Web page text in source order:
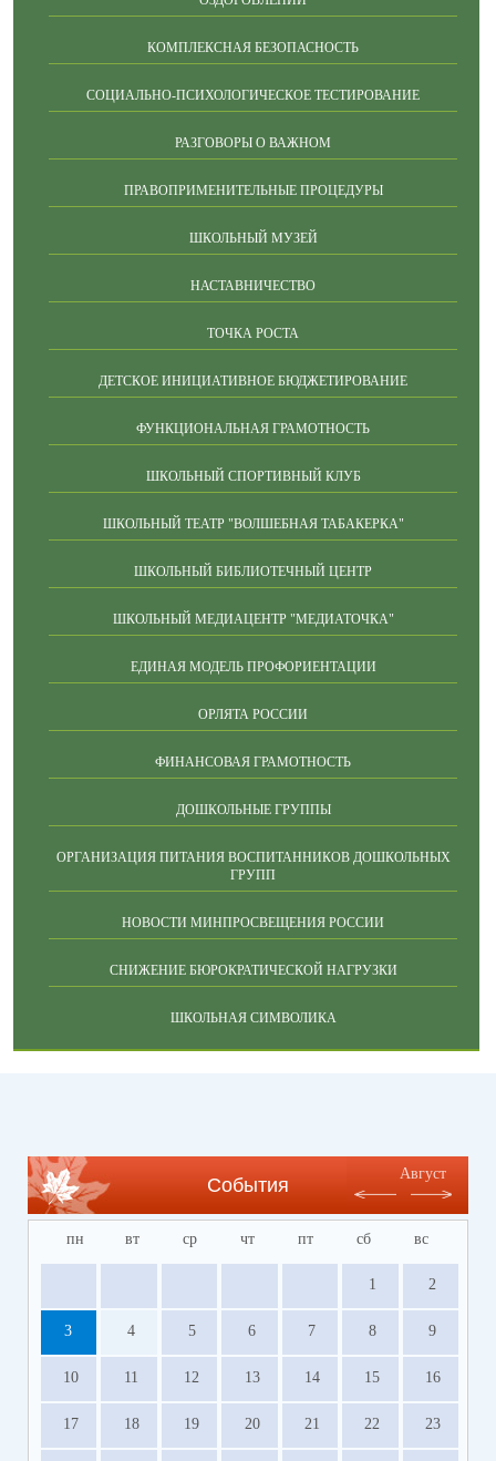
КОМПЛЕКСНАЯ БЕЗОПАСНОСТЬ
СОЦИАЛЬНО-ПСИХОЛОГИЧЕСКОЕ ТЕСТИРОВАНИЕ
РАЗГОВОРЫ О ВАЖНОМ
ПРАВОПРИМЕНИТЕЛЬНЫЕ ПРОЦЕДУРЫ
ШКОЛЬНЫЙ МУЗЕЙ
НАСТАВНИЧЕСТВО
ТОЧКА РОСТА
ДЕТСКОЕ ИНИЦИАТИВНОЕ БЮДЖЕТИРОВАНИЕ
ФУНКЦИОНАЛЬНАЯ ГРАМОТНОСТЬ
ШКОЛЬНЫЙ СПОРТИВНЫЙ КЛУБ
ШКОЛЬНЫЙ ТЕАТР "ВОЛШЕБНАЯ ТАБАКЕРКА"
ШКОЛЬНЫЙ БИБЛИОТЕЧНЫЙ ЦЕНТР
ШКОЛЬНЫЙ МЕДИАЦЕНТР "МЕДИАТОЧКА"
ЕДИНАЯ МОДЕЛЬ ПРОФОРИЕНТАЦИИ
ОРЛЯТА РОССИИ
ФИНАНСОВАЯ ГРАМОТНОСТЬ
ДОШКОЛЬНЫЕ ГРУППЫ
ОРГАНИЗАЦИЯ ПИТАНИЯ ВОСПИТАННИКОВ ДОШКОЛЬНЫХ
ГРУПП
НОВОСТИ МИНПРОСВЕЩЕНИЯ РОССИИ
СНИЖЕНИЕ БЮРОКРАТИЧЕСКОЙ НАГРУЗКИ
ШКОЛЬНАЯ СИМВОЛИКА
События
Август
пн вт ср чт пт сб вс
1 2
3 4 5 6 7 8 9
10 11 12 13 14 15 16
17 18 19 20 21 22 23